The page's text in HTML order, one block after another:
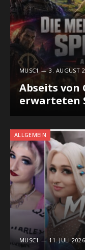
MUSC1 3. AUGUST
Abseits von
erwarteten
ALLGEMEIN
MUSC1 11. JULI 2026